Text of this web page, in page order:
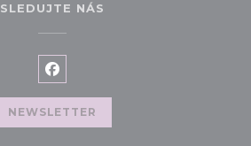
SLEDUJTE NÁS
Facebook ((otevře se v
NEWSLETTER